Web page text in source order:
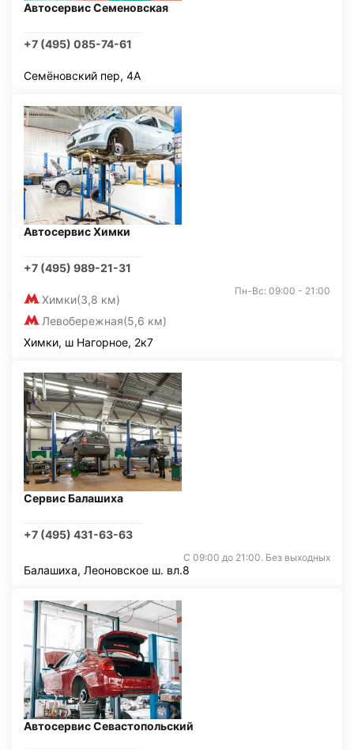
Автосервис Семеновская
+7 (495) 085-74-61
Семёновский пер, 4А
Автосервис Химки
+7 (495) 989-21-31
Химки(3,8 км)
Левобережная(5,6 км)
Пн-Вс: 09:00 - 21:00
Химки, ш Нагорное, 2к7
Сервис Балашиха
+7 (495) 431-63-63
С 09:00 до 21:00. Без выходных
Балашиха, Леоновское ш. вл.8
Автосервис Севастопольский